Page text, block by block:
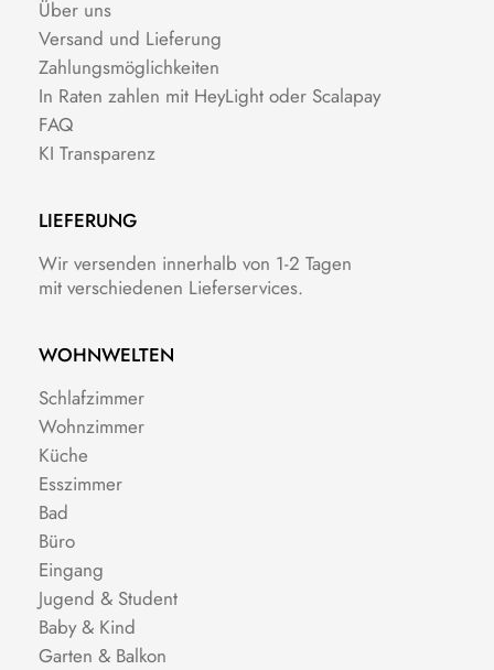
Über uns
Versand und Lieferung
Zahlungsmöglichkeiten
In Raten zahlen mit HeyLight oder Scalapay
FAQ
KI Transparenz
LIEFERUNG
Wir versenden innerhalb von 1-2 Tagen
mit verschiedenen Lieferservices.
WOHNWELTEN
Schlafzimmer
Wohnzimmer
Küche
Esszimmer
Bad
Büro
Eingang
Jugend & Student
Baby & Kind
Garten & Balkon